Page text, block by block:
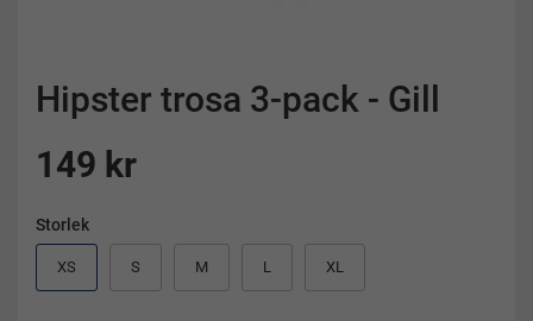
Hipster trosa 3-pack - Gill
149 kr
Storlek
XS S M L XL